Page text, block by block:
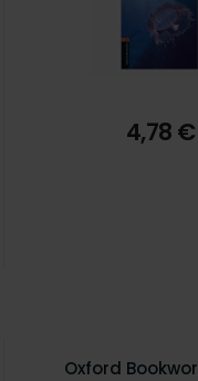
4,78 €
Oxford